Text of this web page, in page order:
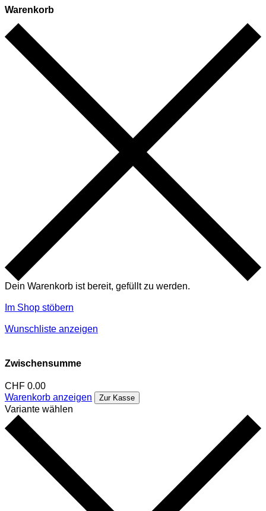
Warenkorb
Dein Warenkorb ist bereit, gefüllt zu werden.
Im Shop stöbern
Wunschliste anzeigen
Zwischensumme
CHF 0.00
Warenkorb anzeigen
Zur Kasse
Variante wählen